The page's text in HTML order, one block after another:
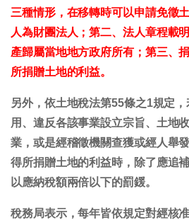
三種情形，在移轉時可以申請免徵
人為財團法人；第二、法人章程載
產歸屬當地地方政府所有；第三、
所捐贈土地的利益。
另外，依土地稅法第55條之1規定
用、違反各該事業設立宗旨、土地
業，或是經稽徵機關查獲或經人舉
得所捐贈土地的利益時，除了應追
以應納稅額兩倍以下的罰鍰。
稅務局表示，每年皆依規定對經核